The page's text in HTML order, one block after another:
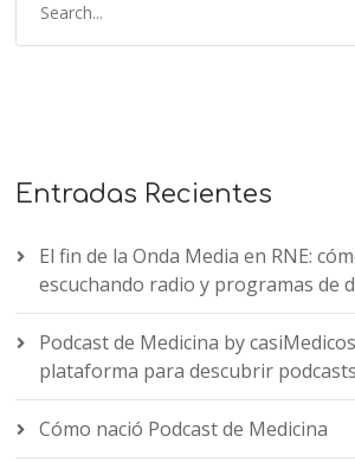
Entradas Recientes
El fin de la Onda Media en RNE:
escuchando radio y programas de
Podcast de Medicina by
plataforma para descubrir
Cómo nació Podcast de Medicina